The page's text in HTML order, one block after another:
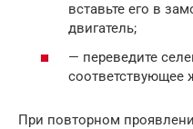
вставьте его в
двигатель;
— переведите
соответствующее
При повторном